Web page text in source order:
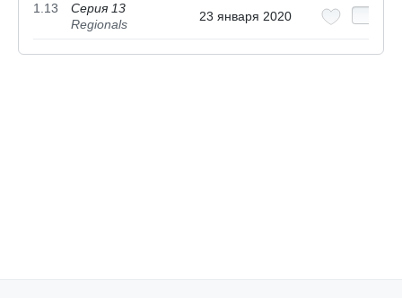
1.13
Серия 13
Regionals
23 января 2020